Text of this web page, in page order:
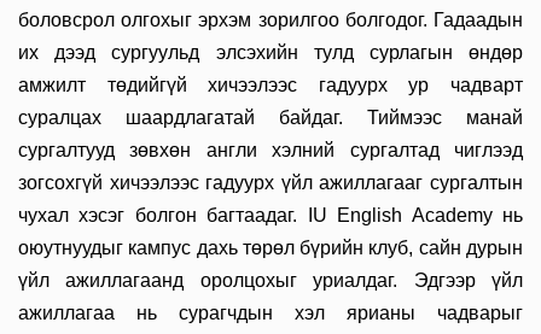
боловсрол олгохыг эрхэм зорилгоо болгодог. Гадаадын
их дээд сургуульд элсэхийн тулд сурлагын өндөр
амжилт төдийгүй хичээлээс гадуурх ур чадварт
суралцах шаардлагатай байдаг. Тиймээс манай
сургалтууд зөвхөн англи хэлний сургалтад чиглээд
зогсохгүй хичээлээс гадуурх үйл ажиллагааг сургалтын
чухал хэсэг болгон багтаадаг. IU English Academy нь
оюутнуудыг кампус дахь төрөл бүрийн клуб, сайн дурын
үйл ажиллагаанд оролцохыг уриалдаг. Эдгээр үйл
ажиллагаа нь сурагчдын хэл ярианы чадварыг